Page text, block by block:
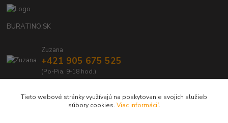
BURATINO.SK
Zuzana
+421 905 675 525
(Po-Pia, 9-18 hod.)
Tieto webové stránky využívajú na poskytovanie svojich služieb
súbory cookies. Viac informácií.